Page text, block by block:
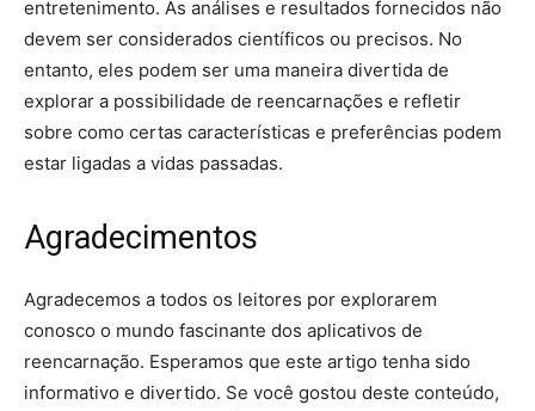
entretenimento. As análises e resultados fornecidos não
devem ser considerados científicos ou precisos. No
entanto, eles podem ser uma maneira divertida de
explorar a possibilidade de reencarnações e refletir
sobre como certas características e preferências podem
estar ligadas a vidas passadas.
Agradecimentos
Agradecemos a todos os leitores por explorarem
conosco o mundo fascinante dos aplicativos de
reencarnação. Esperamos que este artigo tenha sido
informativo e divertido. Se você gostou deste conteúdo,